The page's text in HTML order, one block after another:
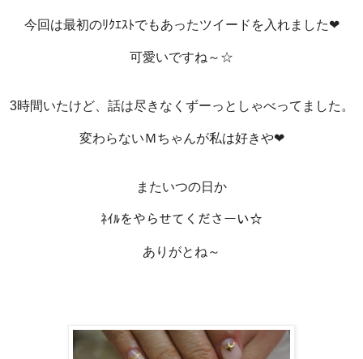
今回は最初のﾘｸｴｽﾄでもあったツイードを入れました❤
可愛いですね～☆
3時間いたけど、話は尽きなくずーっとしゃべってました。
変わらないＭちゃんが私は好きや❤
またいつの日か
ﾈｲﾙをやらせてくださーい☆
ありがとね～